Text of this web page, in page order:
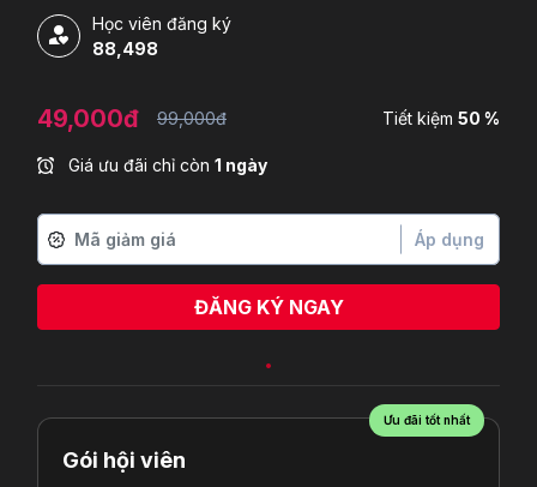
Học viên đăng ký
88,498
49,000đ 99,000đ Tiết kiệm 50 %
Giá ưu đãi chỉ còn 1 ngày
Áp dụng
ĐĂNG KÝ NGAY
Ưu đãi tốt nhất
Gói hội viên